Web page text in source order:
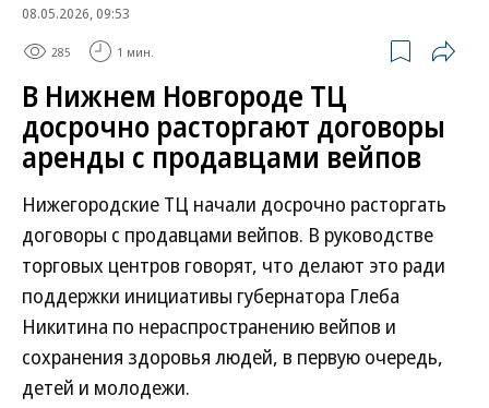
08.05.2026, 09:53
285 1 мин.
В Нижнем Новгороде ТЦ
досрочно расторгают договоры
аренды с продавцами вейпов
Нижегородские ТЦ начали досрочно расторгать
договоры с продавцами вейпов. В руководстве
торговых центров говорят, что делают это ради
поддержки инициативы губернатора Глеба
Никитина по нераспространению вейпов и
сохранения здоровья людей, в первую очередь,
детей и молодежи.